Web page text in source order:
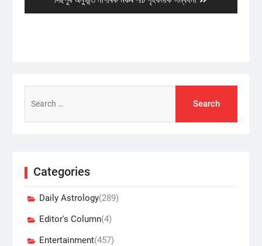
post:
for:
Categories
Daily Astrology(289)
Editor's Column(4)
Entertainment(457)